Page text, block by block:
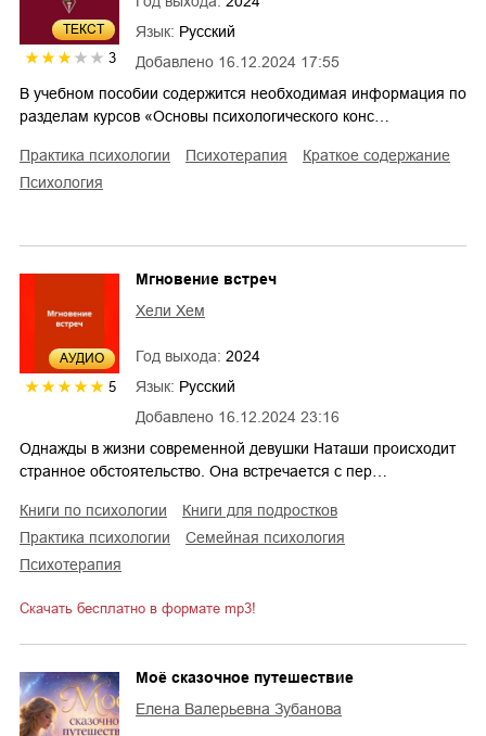
ТЕКСТ
3 Добавлено 16.12.2024 17:55
Язык: Русский
В учебном пособии содержится необходимая информация по
разделам курсов «Основы психологического конс…
практика психологии психотерапия
краткое содержание
психология
AУДИО
5
Добавлено 16.12.2024 23:16
Мгновение встреч
Хели Хем
Год выхода: 2024
Язык: Русский
Однажды в жизни современной девушки Наташи происходит
странное обстоятельство. Она встречается с пер…
книги по психологии
книги для подростков
практика психологии
семейная психология
психотерапия
Скачать бесплатно в формате mp3!
Моё сказочное путешествие
Елена Валерьевна Зубанова